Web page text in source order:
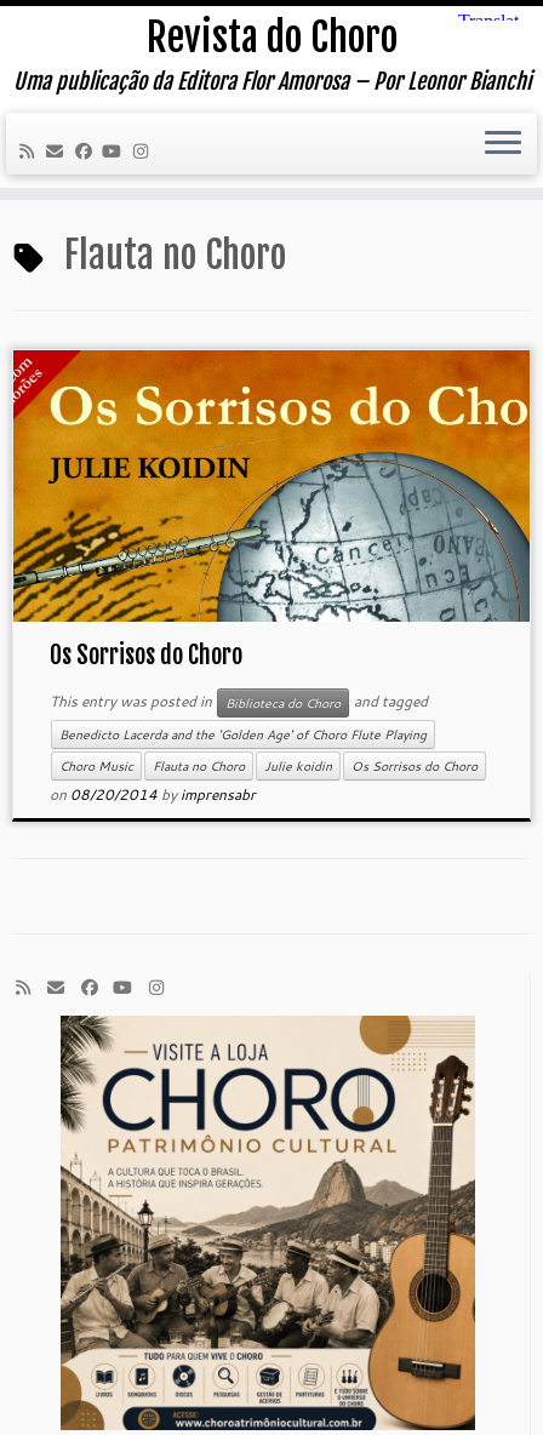
Skip
content
Revista do Choro
Uma publicação da Editora Flor Amorosa – Por Leonor Bianchi
Flauta no Choro
Os Sorrisos do Choro
This entry was posted in Biblioteca do Choro and tagged
Benedicto Lacerda and the 'Golden Age' of Choro Flute Playing
Choro Music
Flauta no Choro Julie koidin Os Sorrisos do Choro
on 08/20/2014 byimprensabr